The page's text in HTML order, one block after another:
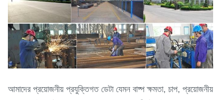
আমাদের প্রয়োজনীয় প্রযুক্তিগত ডেটা যেমন বাষ্প ক্ষমতা, চাপ, প্রয়োজনীয়